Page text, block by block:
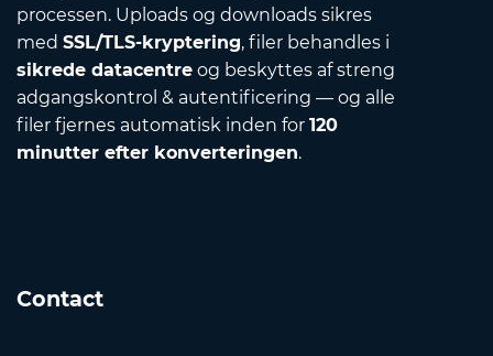
processen. Uploads og downloads sikres
med SSL/TLS-kryptering, filer behandles i
sikrede datacentre og beskyttes af streng
adgangskontrol & autentificering — og alle
filer fjernes automatisk inden for 120
minutter efter konverteringen.
Contact